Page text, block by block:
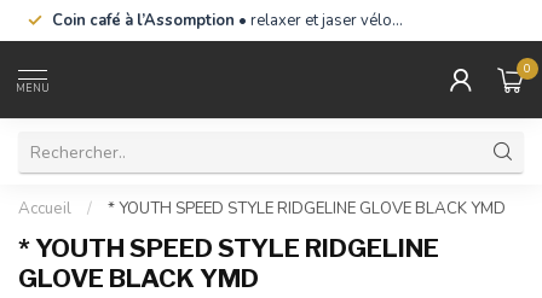
Coin café à l’Assomption • relaxer et jaser vélo…
MENU
0
Accueil / * YOUTH SPEED STYLE RIDGELINE GLOVE BLACK YMD
* YOUTH SPEED STYLE RIDGELINE
GLOVE BLACK YMD